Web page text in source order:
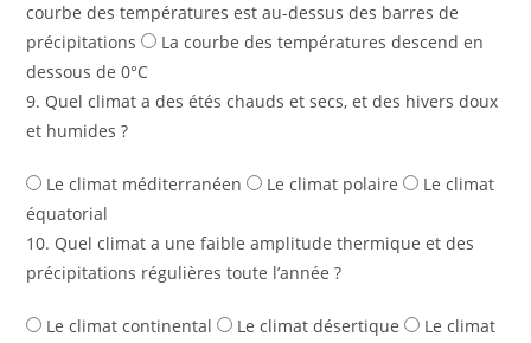
courbe des températures est au-dessus des barres de
précipitations
La courbe des températures descend en
dessous de 0°C
9. Quel climat a des étés chauds et secs, et des hivers doux
et humides ?
Le climat méditerranéen Le climat polaire
Le climat
équatorial
10. Quel climat a une faible amplitude thermique et des
précipitations régulières toute l’année ?
Le climat continental Le climat désertique
Le climat